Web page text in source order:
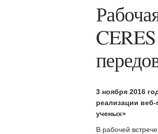
3 ноября 2016
реализации веб-
ученых»
В рабочей